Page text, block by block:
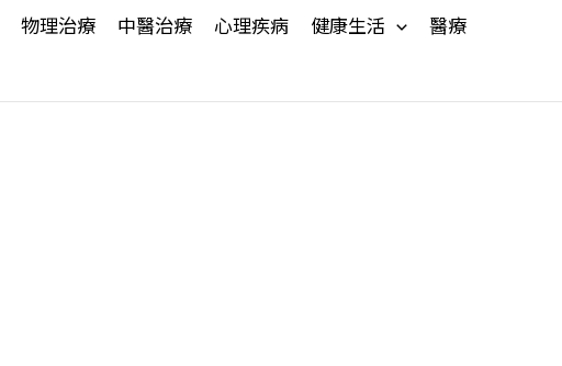
物理治療 中醫治療 心理疾病 健康生活
醫療